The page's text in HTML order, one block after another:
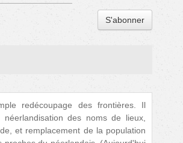
S'abonner
redécoupage des frontières. Il
des noms de lieux,
et remplacement de la population